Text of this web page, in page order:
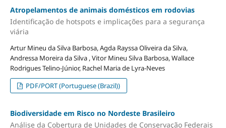
Atropelamentos de animais domésticos em rodovias
Identificação de hotspots e implicações para a segurança
viária
Artur Mineu da Silva Barbosa, Agda Rayssa Oliveira da Silva,
Andressa Moreira da Silva , Vitor Mineu Silva Barbosa, Wallace
Rodrigues Telino-Júnior, Rachel Maria de Lyra-Neves
PDF/PORT (Portuguese (Brazil))
Biodiversidade em Risco no Nordeste Brasileiro
Análise da Cobertura de Unidades de Conservação Federais